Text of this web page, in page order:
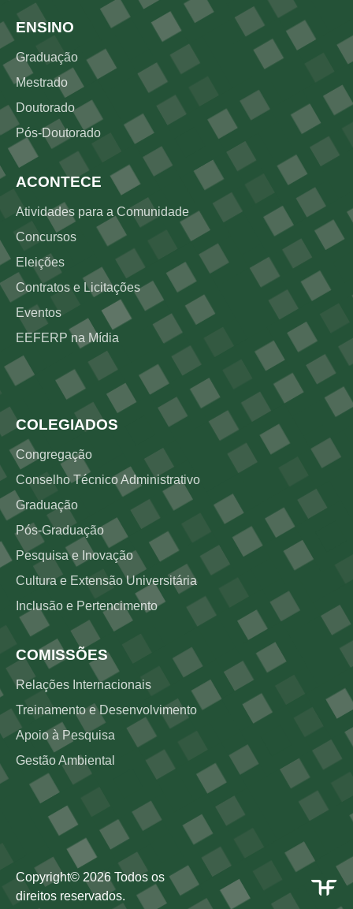
Rodapé 2
ENSINO
Graduação
Mestrado
Doutorado
Pós-Doutorado
ACONTECE
Atividades para a Comunidade
Concursos
Eleições
Contratos e Licitações
Eventos
EEFERP na Mídia
Rodapé 3
COLEGIADOS
Congregação
Conselho Técnico Administrativo
Graduação
Pós-Graduação
Pesquisa e Inovação
Cultura e Extensão Universitária
Inclusão e Pertencimento
COMISSÕES
Relações Internacionais
Treinamento e Desenvolvimento
Apoio à Pesquisa
Gestão Ambiental
Copyright© 2026 Todos os
direitos reservados.